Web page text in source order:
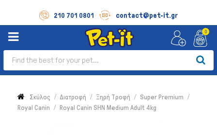
210 701 0801 contact@pet-it.gr
0
Σκύλος Διατροφή Ξηρή Τροφή
Super Premium
Royal Canin
Royal Canin SHN Medium Adult 4kg